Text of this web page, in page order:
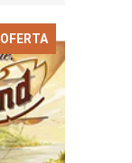
OFERTA